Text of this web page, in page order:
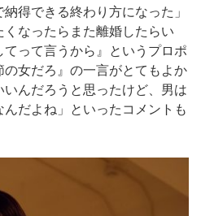
得できる終わり方になった」
くなったらまた離婚したらい
って言うから』というプロポ
女だろ』の一言がとてもよか
んだろうと思ったけど、男は
んだよね」といったコメントも